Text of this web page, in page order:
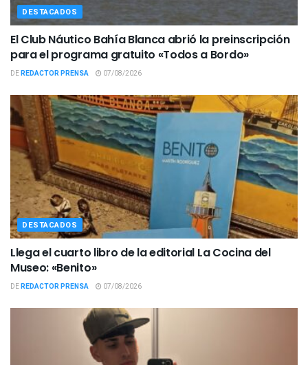
DESTACADOS
El Club Náutico Bahía Blanca abrió la preinscripción
para el programa gratuito «Todos a Bordo»
DEREDACTOR PRENSA 07/08/2026
DESTACADOS
Llega el cuarto libro de la editorial La Cocina del
Museo: «Benito»
DEREDACTOR PRENSA 07/08/2026